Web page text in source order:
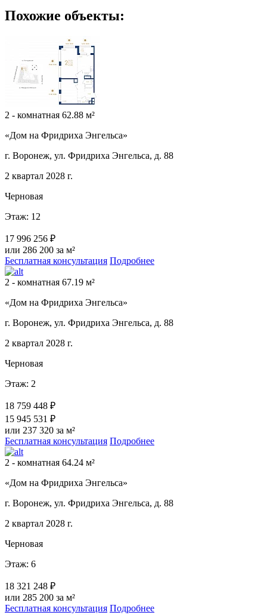
Похожие объекты:
2 - комнатная 62.88 м²
«Дом на Фридриха Энгельса»
г. Воронеж, ул. Фридриха Энгельса, д. 88
2 квартал 2028 г.
Черновая
Этаж: 12
17 996 256 ₽
или 286 200 за м²
Бесплатная консультация Подробнее
2 - комнатная 67.19 м²
«Дом на Фридриха Энгельса»
г. Воронеж, ул. Фридриха Энгельса, д. 88
2 квартал 2028 г.
Черновая
Этаж: 2
18 759 448 ₽
15 945 531 ₽
или 237 320 за м²
Бесплатная консультация Подробнее
2 - комнатная 64.24 м²
«Дом на Фридриха Энгельса»
г. Воронеж, ул. Фридриха Энгельса, д. 88
2 квартал 2028 г.
Черновая
Этаж: 6
18 321 248 ₽
или 285 200 за м²
Бесплатная консультация Подробнее